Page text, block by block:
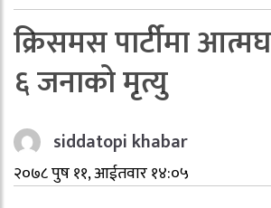
क्रिसमस पार्टीमा
६ जनाको मृत्यु
siddatopi khabar
२०७८ पुष ११, आईतवार १४:०५